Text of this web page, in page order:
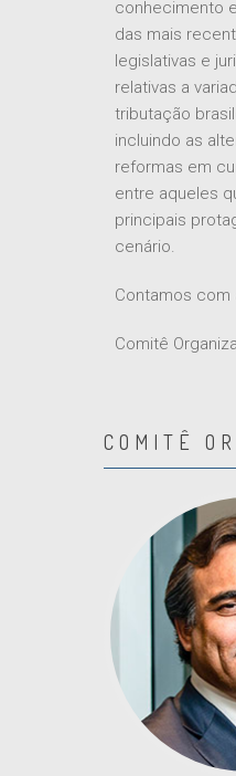
conhecimento
das mais
legislativas e
relativas a
tributação
incluindo as
reformas em
entre aqueles
principais
cenário.
Contamos com
Comitê
COMITÊ